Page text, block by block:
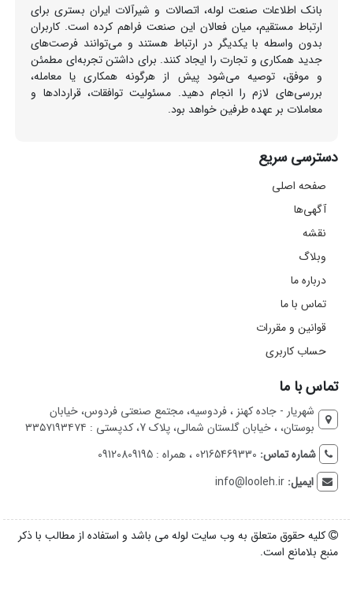
بانک اطلاعات صنعت لوله، اتصالات و شیرآلات ایران بستری برای
ارتباط مستقیم، میان فعالان این صنعت فراهم کرده است. کاربران
بدون واسطه با یکدیگر در ارتباط هستند و می‌توانند فرصت‌های
جدید همکاری و تجارت را ایجاد کنند. برای داشتن تجربه‌ای مطمئن
و موفق، توصیه می‌شود پیش از هرگونه همکاری یا معامله،
بررسی‌های لازم را انجام دهید. مسئولیت توافقات، قراردادها و
معاملات بر عهده طرفین خواهد بود.
دسترسی سریع
صفحه اصلی
آگهی‌ها
نقشه
وبلاگ
درباره ما
تماس با ما
قوانین و مقررات
حساب کاربری
تماس با ما
شهریار - جاده کهنز ، فردوسیه، مجتمع صنعتی فردوس، خیابان
بوستان، ، خیابان گلستان شمالی، پلاک 7، کدپستی : ۳۳۵۷۱۹۳۴۷۴
شماره تماس: 02165469330 ، همراه : 09120809195
ایمیل:info@looleh.ir
کلیه حقوق متعلق به وب سایت لوله می باشد و استفاده از مطالب با ذکر
منبع بلامانع است.